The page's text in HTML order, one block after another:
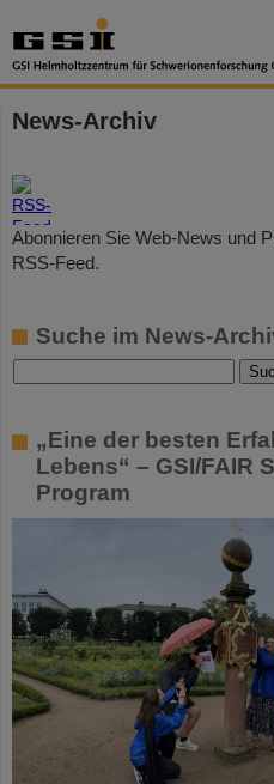
News-Archiv
Abonnieren Sie Web-News und
RSS-Feed.
Suche im News-
„Eine der besten
Lebens“ – GSI/FAIR
Program